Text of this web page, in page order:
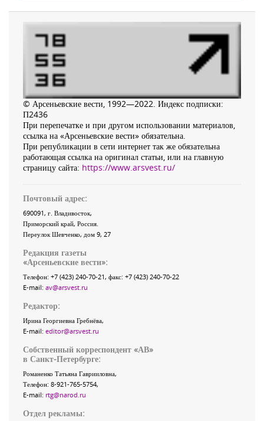
© Арсеньевские вести, 1992—2022. Индекс подписки:
П2436
При перепечатке и при другом использовании материалов,
ссылка на «Арсеньевские вести» обязательна.
При републикации в сети интернет так же обязательна
работающая ссылка на оригинал статьи, или на главную
страницу сайта: https://www.arsvest.ru/
Почтовый адрес:
690091, г. Владивосток,
Приморский край, Россия.
Переулок Шевченко, дом 9, 27
Редакция газеты
«Арсеньевские вести»:
Телефон: +7 (423) 240-70-21, факс: +7 (423) 240-70-22
E-mail: av@arsvest.ru
Редактор:
Ирина Георгиевна Гребнёва,
E-mail: editor@arsvest.ru
Собственный корреспондент «АВ»
в Санкт-Петербурге:
Романенко Татьяна Гаврииловна,
Телефон: 8-921-765-5754,
E-mail: rtg@narod.ru
Отдел рекламы: